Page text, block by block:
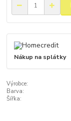
Nákup na splátky
Výrobce:
Barva:
Šířka: